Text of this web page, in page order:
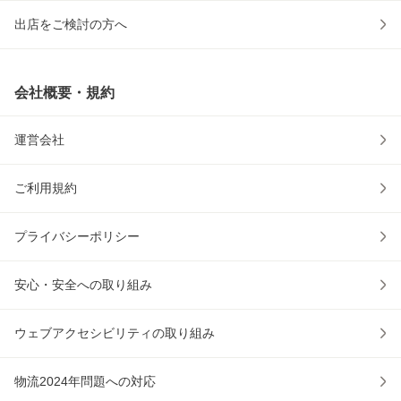
出店をご検討の方へ
会社概要・規約
運営会社
ご利用規約
プライバシーポリシー
安心・安全への取り組み
ウェブアクセシビリティの取り組み
物流2024年問題への対応